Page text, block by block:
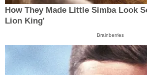
How They Made Little Simba Look
Lion King'
Brainberries